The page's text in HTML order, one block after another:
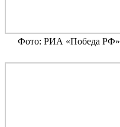
Фото: РИА «Победа РФ»